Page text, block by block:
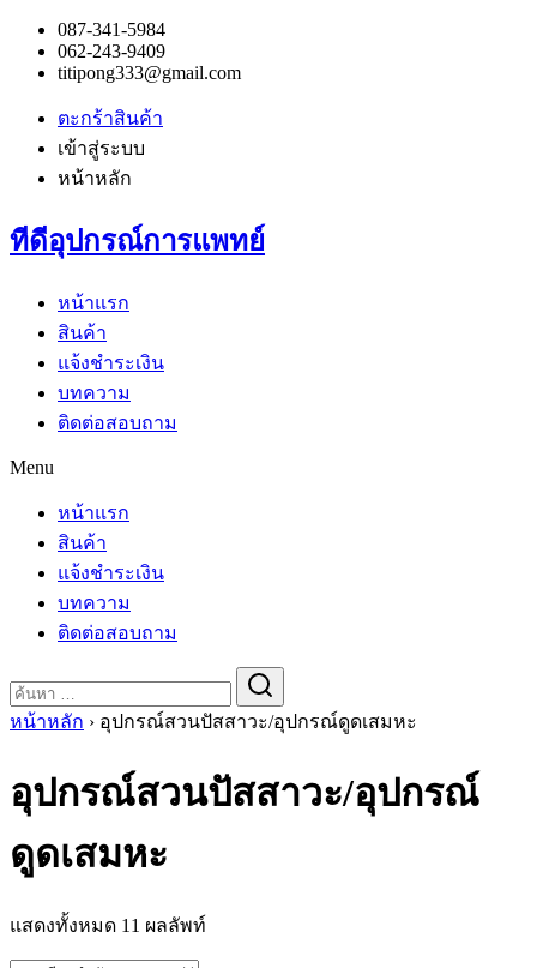
087-341-5984
062-243-9409
titipong333@gmail.com
ตะกร้าสินค้า
เข้าสู่ระบบ
หน้าหลัก
ทีดีอุปกรณ์การแพทย์
หน้าแรก
สินค้า
แจ้งชำระเงิน
บทความ
ติดต่อสอบถาม
Menu
หน้าแรก
สินค้า
แจ้งชำระเงิน
บทความ
ติดต่อสอบถาม
for:
หน้าหลัก › อุปกรณ์สวนปัสสาวะ/อุปกรณ์ดูดเสมหะ
อุปกรณ์สวนปัสสาวะ/อุปกรณ์
ดูดเสมหะ
แสดงทั้งหมด 11 ผลลัพท์